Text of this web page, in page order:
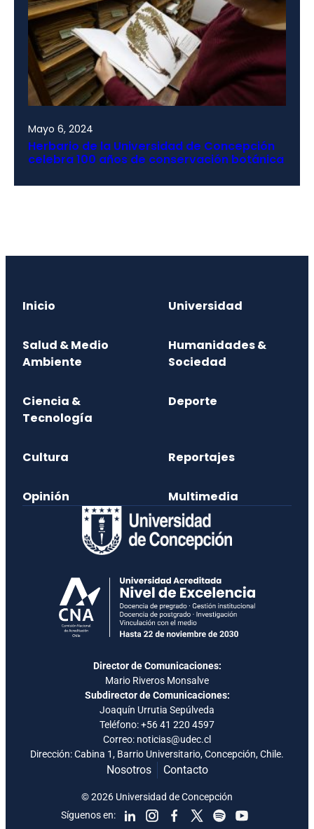
Mayo 6, 2024
Herbario de la Universidad de Concepción
celebra 100 años de conservación botánica
Inicio Universidad
Salud & Medio
Ambiente
Humanidades &
Sociedad
Ciencia &
Tecnología
Deporte
Cultura Reportajes
Opinión Multimedia
Director de Comunicaciones:
Mario Riveros Monsalve
Subdirector de Comunicaciones:
Joaquín Urrutia Sepúlveda
Teléfono:+56 41 220 4597
Correo: noticias@udec.cl
Dirección: Cabina 1, Barrio Universitario, Concepción, Chile.
Nosotros Contacto
Síguenos en:
© 2026 Universidad de Concepción